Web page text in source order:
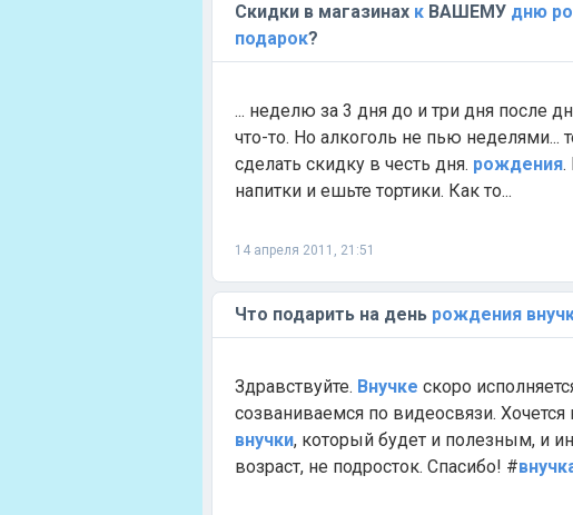
Скидки в магазинах к ВАШЕМУ дню
подарок?
... неделю за 3 дня до и три дня после
что-то. Но алкоголь не пью
сделать скидку в честь дня. рождения.
напитки и ешьте тортики. Как то...
14 апреля 2011, 21:51
Что подарить на день рождения
Здравствуйте. Внучке скоро
созваниваемся по видеосвязи. Хочется
внучки, который будет и полезным, и
возраст, не подросток. Спасибо! #